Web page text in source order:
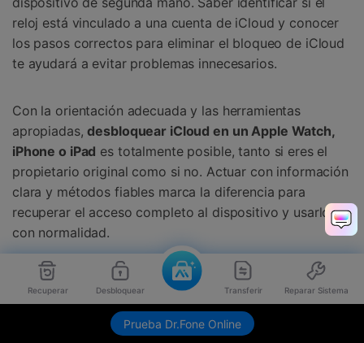
Recuperar Desbloquear Transferir Reparar Sistema
Prueba Dr.Fone Online
reloj está vinculado a una cuenta de iCloud y conocer
los pasos correctos para eliminar el bloqueo de iCloud
te ayudará a evitar problemas innecesarios.
Con la orientación adecuada y las herramientas
apropiadas,desbloquear iCloud en un Apple Watch,
iPhone o iPad es totalmente posible, tanto si eres el
propietario original como si no. Actuar con información
clara y métodos fiables marca la diferencia para
recuperar el acceso completo al dispositivo y usarlo
con normalidad.
¿Buscas un software todo-en-uno para
gestionar tu dispositivo móvil? Entonces Dr.Fone